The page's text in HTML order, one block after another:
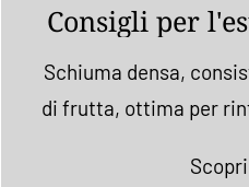
Consigli per
Schiuma densa,
di frutta, ottima per